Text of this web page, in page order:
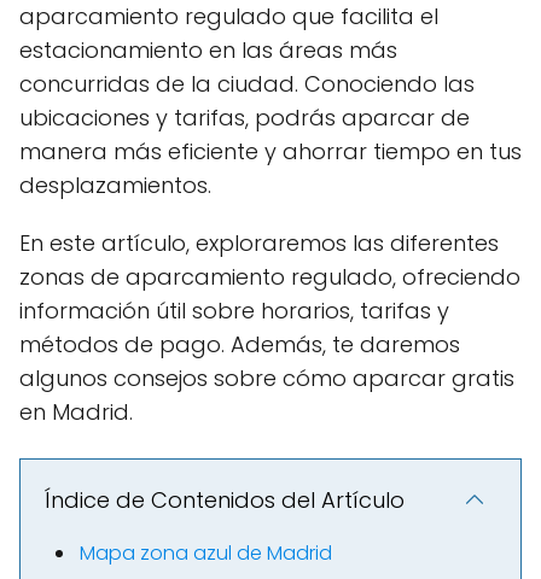
aparcamiento regulado que facilita el
estacionamiento en las áreas más
concurridas de la ciudad. Conociendo las
ubicaciones y tarifas, podrás aparcar de
manera más eficiente y ahorrar tiempo en tus
desplazamientos.
En este artículo, exploraremos las diferentes
zonas de aparcamiento regulado, ofreciendo
información útil sobre horarios, tarifas y
métodos de pago. Además, te daremos
algunos consejos sobre cómo aparcar gratis
en Madrid.
Índice de Contenidos del Artículo
Mapa zona azul de Madrid